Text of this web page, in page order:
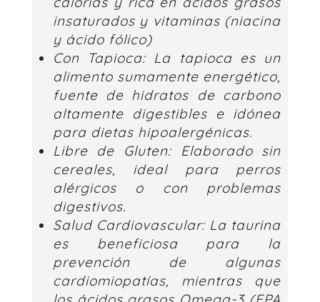
insaturados y vitaminas (niacina
y ácido fólico)
Con Tapioca: La tapioca es un
alimento sumamente energético,
fuente de hidratos de carbono
altamente digestibles e idónea
para dietas hipoalergénicas.
Libre de Gluten:
Elaborado sin
cereales, ideal para perros
alérgicos o con problemas
digestivos.
Salud Cardiovascular: La taurina
es beneficiosa para la
prevención de algunas
cardiomiopatías, mientras que